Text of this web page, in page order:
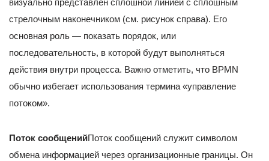
визуально представлен сплошной линией с сплошным
стрелочным наконечником (см. рисунок справа). Его
основная роль — показать порядок, или
последовательность, в которой будут выполняться
действия внутри процесса. Важно отметить, что BPMN
обычно избегает использования термина «управление
потоком».
Поток сообщенийПоток сообщений служит символом
обмена информацией через организационные границы. Он